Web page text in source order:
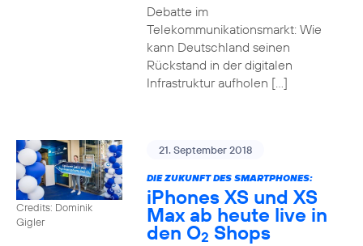
Debatte im
Telekommunikationsmarkt: Wie
kann Deutschland seinen
Rückstand in der digitalen
Infrastruktur aufholen […]
Credits: Dominik
Gigler
21. September 2018
DIE ZUKUNFT DES SMARTPHONES:
iPhones XS und XS
Max ab heute live in
den O2 Shops